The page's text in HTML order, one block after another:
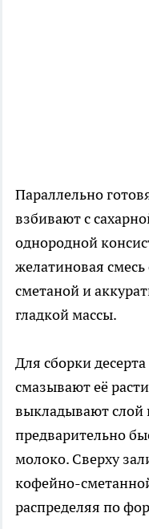
Параллельно
взбивают с
однородной
желатиновая смесь
сметаной и
гладкой массы.
Для сборки
смазывают её
выкладывают слой
предварительно
молоко. Сверху
кофейно-
распределяя по